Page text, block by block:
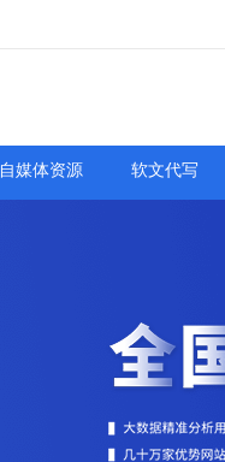
自媒体资源 软文代写